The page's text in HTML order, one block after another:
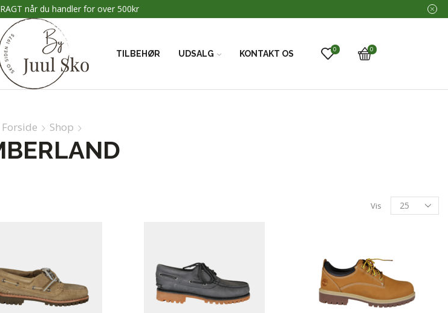
når du handler for over 500kr
TILBEHØR UDSALG KONTAKT OS 0 0
Forside Shop
Vis